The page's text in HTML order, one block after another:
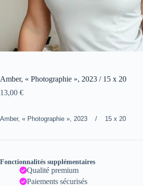
Amber, « Photographie », 2023 / 15 x 20
13,00 €
Amber, « Photographie », 2023 / 15 x 20
Fonctionnalités supplémentaires
Qualité premium
Paiements sécurisés